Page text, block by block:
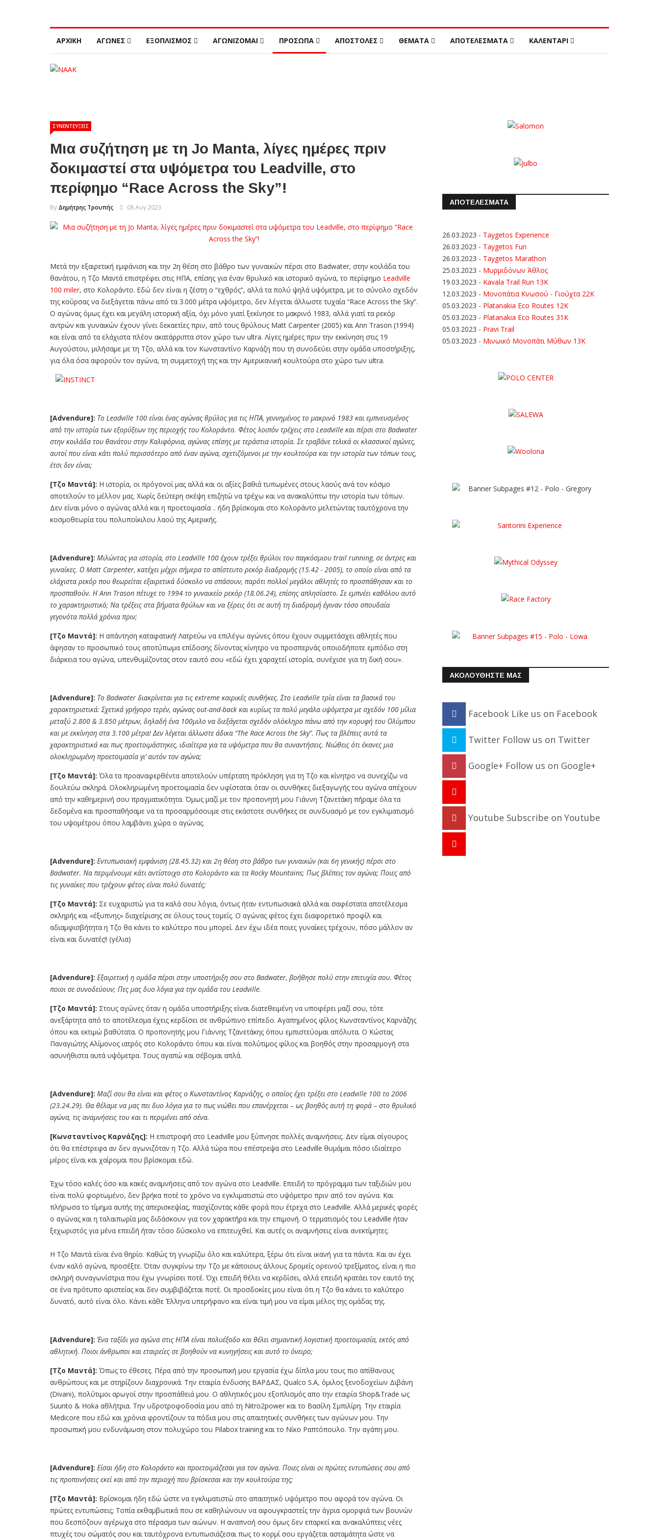
ΑΡΧΙΚΗ ΑΓΩΝΕΣ ΕΞΟΠΛΙΣΜΟΣ ΑΓΩΝΙΖΟΜΑΙ ΠΡΟΣΩΠΑ ΑΠΟΣΤΟΛΕΣ ΘΕΜΑΤΑ ΑΠΟΤΕΛΕΣΜΑΤΑ ΚΑΛΕΝΤΑΡΙ
ΣΥΝΕΝΤΕΥΞΕΙΣ
Μια συζήτηση με τη Jo Manta, λίγες ημέρες πριν
δοκιμαστεί στα υψόμετρα του Leadville, στο
περίφημο “Race Across the Sky”!
By Δημήτρης Τρουπής 08 Αυγ 2023
Μετά την εξαιρετική εμφάνιση και την 2η θέση στο βάθρο των γυναικών πέρσι στo Badwater, στην κοιλάδα του
θανάτου, η Τζο Μαντά επιστρέφει στις ΗΠΑ, επίσης για έναν θρυλικό και ιστορικό αγώνα, το περίφημο Leadville
100 miler, στο Κολοράντο. Εδώ δεν είναι η ζέστη ο “εχθρός”, αλλά τα πολύ ψηλά υψόμετρα, με το σύνολο σχεδόν
της κούρσας να διεξάγεται πάνω από τα 3.000 μέτρα υψόμετρο, δεν λέγεται άλλωστε τυχαία “Race Across the Sky”.
O αγώνας όμως έχει και μεγάλη ιστορική αξία, όχι μόνο γιατί ξεκίνησε το μακρινό 1983, αλλά γιατί τα ρεκόρ
αντρών και γυναικών έχουν γίνει δεκαετίες πριν, από τους θρύλους Matt Carpenter (2005) και Ann Trason (1994)
και είναι από τα ελάχιστα πλέον ακατάρριπτα στον χώρο των ultra. Λίγες ημέρες πριν την εκκίνηση στις 19
Αυγούστου, μιλήσαμε με τη Τζο, αλλά και τον Κωνσταντίνο Καρνάζη που τη συνοδεύει στην ομάδα υποστήριξης,
για όλα όσα αφορούν τον αγώνα, τη συμμετοχή της και την Αμερικανική κουλτούρα στο χώρο των ultra.
[Advendure]: Το Leadville 100 είναι ένας αγώνας θρύλος για τις ΗΠΑ, γεννημένος το μακρινό 1983 και εμπνευσμένος
από την ιστορία των εξορύξεων της περιοχής του Κολοράντο. Φέτος λοιπόν τρέχεις στο Leadville και πέρσι στο Badwater
στην κοιλάδα του θανάτου στην Καλιφόρνια, αγώνας επίσης με τεράστια ιστορία. Σε τραβάνε τελικά οι κλασσικοί αγώνες,
αυτοί που είναι κάτι πολύ περισσότερο από έναν αγώνα, σχετιζόμενοι με την κουλτούρα και την ιστορία των τόπων τους,
έτσι δεν είναι;
[Τζο Μαντά]: Η ιστορία, οι πρόγονοί μας αλλά και οι αξίες βαθιά τυπωμένες στους λαούς ανά τον κόσμο
αποτελούν το μέλλον μας. Χωρίς δεύτερη σκέψη επιζητώ να τρέχω και να ανακαλύπτω την ιστορία των τόπων.
Δεν είναι μόνο ο αγώνας αλλά και η προετοιμασία .. ήδη βρίσκομαι στο Κολοράντο μελετώντας ταυτόχρονα την
κοσμοθεωρία του πολυποίκιλου λαού της Αμερικής.
[Advendure]: Μιλώντας για ιστορία, στο Leadville 100 έχουν τρέξει θρύλοι του παγκόσμιου trail running, σε άντρες και
γυναίκες. Ο Matt Carpenter, κατέχει μέχρι σήμερα το απίστευτο ρεκόρ διαδρομής (15.42 - 2005), το οποίο είναι από τα
ελάχιστα ρεκόρ που θεωρείται εξαιρετικά δύσκολο να σπάσουν, παρότι πολλοί μεγάλοι αθλητές το προσπάθησαν και το
προσπαθούν. ΗAnn Trason πέτυχε το 1994 το γυναικείο ρεκόρ (18.06.24), επίσης απλησίαστο. Σε εμπνέει καθόλου αυτό
το χαρακτηριστικό; Να τρέξεις στα βήματα θρύλων και να ξέρεις ότι σε αυτή τη διαδρομή έγιναν τόσο σπουδαία
γεγονότα πολλά χρόνια πριν;
[Τζο Μαντά]: Η απάντηση καταφατική! Λατρεύω να επιλέγω αγώνες όπου έχουν συμμετάσχει αθλητές που
άφησαν το προσωπικό τους αποτύπωμα επίδοσης δίνοντας κίνητρο να προσπερνάς οποιοδήποτε εμπόδιο στη
διάρκεια του αγώνα, υπενθυμίζοντας στον εαυτό σου «εδώ έχει χαραχτεί ιστορία, συνέχισε για τη δική σου».
[Advendure]: Το Badwater διακρίνεται για τιςextreme καιρικές συνθήκες. Στο Leadville τρία είναι τα βασικά του
χαρακτηριστικά: Σχετικά γρήγορο τερέν, αγώναςout-and-back και κυρίως τα πολύ μεγάλα υψόμετρα με σχεδόν 100 μίλια
μεταξύ 2.800 & 3.850 μέτρων, δηλαδή ένα 100μιλο να διεξάγεται σχεδόν ολόκληρο πάνω από την κορυφή του Ολύμπου
και με εκκίνηση στα 3.100 μέτρα! Δεν λέγεται άλλωστε άδικα “The Race Across the Sky”. Πως τα βλέπεις αυτά τα
χαρακτηριστικά και πως προετοιμάστηκες, ιδιαίτερα για τα υψόμετρα που θα συναντήσεις. Νιώθεις ότι έκανες μια
ολοκληρωμένη προετοιμασία γι’ αυτόν τον αγώνα;
[Τζο Μαντά]: Όλα τα προαναφερθέντα αποτελούν υπέρτατη πρόκληση για τη Τζο και κίνητρο να συνεχίζω να
δουλεύω σκληρά. Ολοκληρωμένη προετοιμασία δεν υφίσταται όταν οι συνθήκες διεξαγωγής του αγώνα απέχουν
από την καθημερινή σου πραγματικότητα. Όμως μαζί με τον προπονητή μου Γιάννη Τζανετάκη πήραμε όλα τα
δεδομένα και προσπαθήσαμε να τα προσαρμόσουμε στις εκάστοτε συνθήκες σε συνδυασμό με τον εγκλιματισμό
του υψομέτρου όπου λαμβάνει χώρα ο αγώνας.
[Advendure]: Εντυπωσιακή εμφάνιση (28.45.32) και 2η θέση στο βάθρο των γυναικών (και 6η γενικής) πέρσι στο
Badwater. Να περιμένουμε κάτι αντίστοιχο στο Κολοράντο και τα Rocky Mountains; Πως βλέπεις τον αγώνα; Ποιες από
τις γυναίκες που τρέχουν φέτος είναι πολύ δυνατές;
[Τζο Μαντά]: Σε ευχαριστώ για τα καλά σου λόγια, όντως ήταν εντυπωσιακά αλλά και σαφέστατα αποτέλεσμα
σκληρής και «έξυπνης» διαχείρισης σε όλους τους τομείς. Ο αγώνας φέτος έχει διαφορετικό προφίλ και
αδιαμφισβήτητα η Τζο θα κάνει το καλύτερο που μπορεί. Δεν έχω ιδέα ποιες γυναίκες τρέχουν, πόσο μάλλον αν
είναι και δυνατές!! (γέλια)
[Advendure]: Εξαιρετική η ομάδα πέρσι στην υποστήριξη σου στο Badwater, βοήθησε πολύ στην επιτυχία σου. Φέτος
ποιοι σε συνοδεύουν; Πες μας δυο λόγια για την ομάδα του Leadville.
[Τζο Μαντά]: Στους αγώνες όταν η ομάδα υποστήριξης είναι διατεθειμένη να υποφέρει μαζί σου, τότε
ανεξάρτητα από το αποτέλεσμα έχεις κερδίσει σε ανθρώπινο επίπεδο. Αγαπημένος φίλος Κωνσταντίνος Καρνάζης
όπου και εκτιμώ βαθύτατα. Ο προπονητής μου Γιάννης Τζανετάκης όπου εμπιστεύομαι απόλυτα. Ο Κώστας
Παναγιώτης Αλίμονος ιατρός στο Κολοράντο όπου και είναι πολύτιμος φίλος και βοηθός στην προσαρμογή στα
ασυνήθιστα αυτά υψόμετρα. Τους αγαπώ και σέβομαι απλά.
[Advendure]: Μαζί σου θα είναι και φέτος ο Κωνσταντίνος Καρνάζης, ο οποίος έχει τρέξει στο Leadville 100 το 2006
(23.24.29). Θα θέλαμε να μας πει δυο λόγια για το πως νιώθει που επανέρχεται – ως βοηθός αυτή τη φορά – στο θρυλικό
αγώνα, τις αναμνήσεις του και τι περιμένει από σένα.
[Κωνσταντίνος Καρνάζης]: Η επιστροφή στο Leadville μου ξύπνησε πολλές αναμνήσεις. Δεν είμαι σίγουρος
ότι θα επέστρεφα αν δεν αγωνιζόταν η Τζο. Αλλά τώρα που επέστρεψα στο Leadville θυμάμαι πόσο ιδιαίτερο
μέρος είναι και χαίρομαι που βρίσκομαι εδώ.
Έχω τόσο καλές όσο και κακές αναμνήσεις από τον αγώνα στο Leadville. Επειδή το πρόγραμμα των ταξιδιών μου
είναι πολύ φορτωμένο, δεν βρήκα ποτέ το χρόνο να εγκλιματιστώ στο υψόμετρο πριν από τον αγώνα. Και
πλήρωσα το τίμημα αυτής της απερισκεψίας, πασχίζοντας κάθε φορά που έτρεχα στο Leadville. Αλλά μερικές φορές
ο αγώνας και η ταλαιπωρία μας διδάσκουν για τον χαρακτήρα και την επιμονή. Ο τερματισμός του Leadville ήταν
ξεχωριστός για μένα επειδή ήταν τόσο δύσκολο να επιτευχθεί. Και αυτές οι αναμνήσεις είναι ανεκτίμητες.
Η Τζο Μαντά είναι ένα θηρίο. Καθώς τη γνωρίζω όλο και καλύτερα, ξέρω ότι είναι ικανή για τα πάντα. Και αν έχει
έναν καλό αγώνα, προσέξτε. Όταν συγκρίνω την Τζο με κάποιους άλλους δρομείς ορεινού τρεξίματος, είναι η πιο
σκληρή συναγωνίστρια που έχω γνωρίσει ποτέ. Όχι επειδή θέλει να κερδίσει, αλλά επειδή κρατάει τον εαυτό της
σε ένα πρότυπο αριστείας και δεν συμβιβάζεται ποτέ. Οι προσδοκίες μου είναι ότι η Τζο θα κάνει το καλύτερο
δυνατό, αυτό είναι όλο. Κάνει κάθε Έλληνα υπερήφανο και είναι τιμή μου να είμαι μέλος της ομάδας της.
[Advendure]: Ένα ταξίδι για αγώνα στις ΗΠΑ είναι πολυέξοδο και θέλει σημαντική λογιστική προετοιμασία, εκτός από
αθλητική. Ποιοι άνθρωποι και εταιρείες σε βοηθούν να κυνηγήσεις και αυτό το όνειρο;
[Τζο Μαντά]: Όπως το έθεσες. Πέρα από την προσωπική μου εργασία έχω δίπλα μου τους πιο απίθανους
ανθρώπους και με στηρίζουν διαχρονικά. Την εταιρία ένδυσης ΒΑΡΔΑΣ, Qualco S.A, όμιλος ξενοδοχείων Διβάνη
(Divani), πολύτιμοι αρωγοί στην προσπάθειά μου. Ο αθλητικός μου εξοπλισμός απο την εταιρία Shop&Trade ως
Suunto & Hoka αθλήτρια. Την υδροτροφοδοσία μου από τη Nitro2power και το Βασίλη Σμπιλίρη. Την εταιρία
Medicore που εδώ και χρόνια φροντίζουν τα πόδια μου στις απαιτητικές συνθήκες των αγώνων μου. Την
προσωπική μου ενδυνάμωση στον πολυχώρο του Pilabox training και το Νίκο Ραπτόπουλο. Την αγάπη μου.
[Advendure]: Είσαι ήδη στο Κολοράντο και προετοιμάζεσαι για τον αγώνα. Ποιες είναι οι πρώτες εντυπώσεις σου από
τις προπονήσεις εκεί και από την περιοχή που βρίσκεσαι και την κουλτούρα της;
[Τζο Μαντά]: Βρίσκομαι ήδη εδώ ώστε να εγκλιματιστώ στο απαιτητικό υψόμετρο που αφορά τον αγώνα. Οι
πρώτες εντυπώσεις; Τοπία εκθαμβωτικά που σε καθηλώνουν να αφουγκραστείς την άγρια ομορφιά των βουνών
που δεσπόζουν αγέρωχα στο πέρασμα των αιώνων. Η αναπνοή σου όμως δεν επαρκεί και ανακαλύπτεις νέες
πτυχές του σώματός σου και ταυτόχρονα εντυπωσιάζεσαι πως το κορμί σου εργάζεται ασταμάτητα ώστε να
ΑΠΟΤΕΛΕΣΜΑΤΑ
26.03.2023 - Taygetos Experience
26.03.2023 - Taygetos Fun
26.03.2023 - Taygetos Marathon
25.03.2023 - Μυρμιδόνων Άθλος
19.03.2023 - Kavala Trail Run 13K
12.03.2023 - Μονοπάτια Κνωσού - Γιούχτα 22Κ
05.03.2023 - Platanakia Eco Routes 12K
05.03.2023 - Platanakia Eco Routes 31K
05.03.2023 - Pravi Trail
05.03.2023 - Μινωικό Μονοπάτι Μύθων 13Κ
ΑΚΟΛΟΥΘΗΣΤΕ ΜΑΣ
Facebook Like us on Facebook
Twitter Follow us on Twitter
Google+ Follow us on Google+
Youtube Subscribe on Youtube